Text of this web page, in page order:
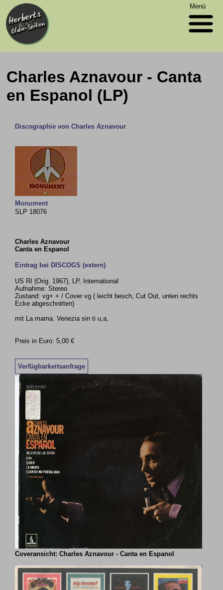
Menü
Charles Aznavour - Canta
en Espanol (LP)
Discographie von Charles Aznavour
Monument
SLP 18076
Charles Aznavour
Canta en Espanol
Eintrag bei DISCOGS (extern)
US RI (Orig. 1967), LP, International
Aufnahme: Stereo
Zustand: vg+ + / Cover vg ( leicht besch, Cut Out, unten rechts
Ecke abgeschnitten)
mit La mama. Venezia sin ti u,a,
Preis in Euro: 5,00 €
Verfügbarkeitsanfrage
Coveransicht: Charles Aznavour - Canta en Espanol